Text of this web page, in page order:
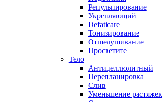
Репульпирование
Укрепляющий
Defaticare
Тонизирование
Отшелушивание
Просветите
Тело
Антицеллюлитный
Перепланировка
Слив
Уменьшение растяжек